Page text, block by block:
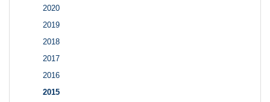
2020
2019
2018
2017
2016
2015